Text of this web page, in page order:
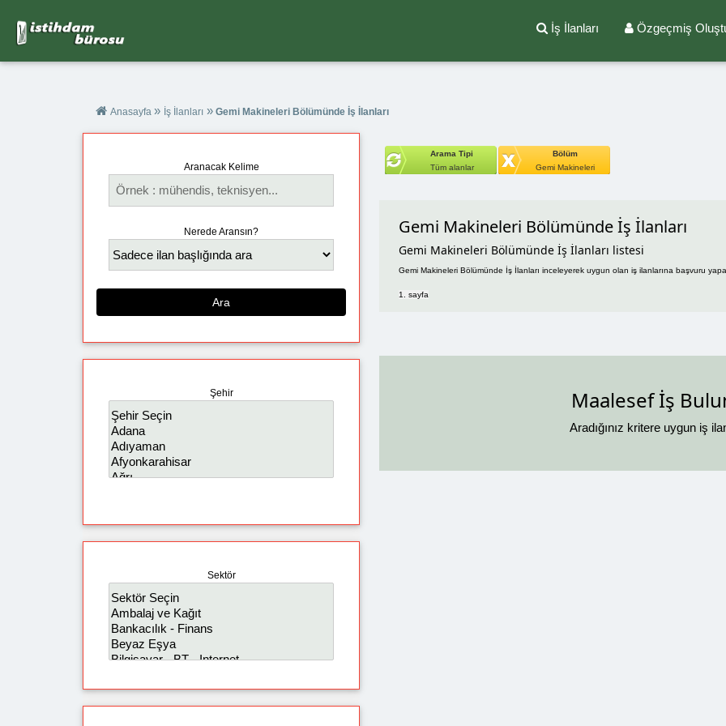
İş İlanları Özgeçmiş
Anasayfa » İş İlanları » Gemi Makineleri Bölümünde İş İlanları
Aranacak Kelime
Nerede Aransın?
Ara
Şehir
Sektör
Arama Tipi
Tüm alanlar
Bölüm
Gemi Makineleri
Gemi Makineleri Bölümünde İş İlanları
Gemi Makineleri Bölümünde İş İlanları listesi
Gemi Makineleri Bölümünde İş İlanları inceleyerek uygun olan iş ilanlarına başvuru
1. sayfa
Maalesef İş
Aradığınız kritere uygun iş